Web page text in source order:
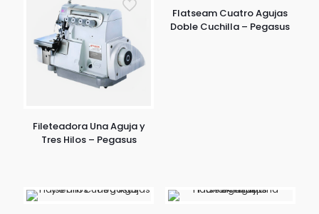
Fileteadora Una Aguja y
Tres Hilos – Pegasus
Flatseam Cuatro Agujas
Doble Cuchilla – Pegasus